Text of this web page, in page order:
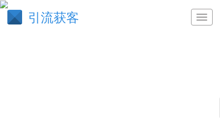
引流获客